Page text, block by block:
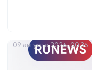
09 августа 2026, 00:35